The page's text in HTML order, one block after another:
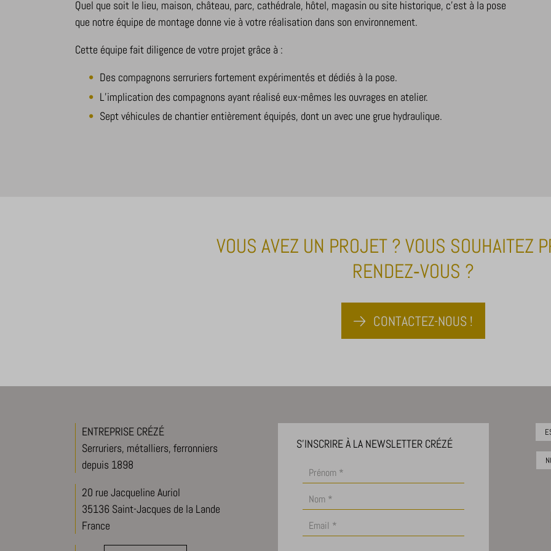
Quel que soit le lieu, maison, château, parc, cathédrale, hôtel, magasin ou site historique, c’est à la pose
que notre équipe de montage donne vie à votre réalisation dans son environnement.
Cette équipe fait diligence de votre projet grâce à :
Des compagnons serruriers fortement expérimentés et dédiés à la pose.
L’implication des compagnons ayant réalisé eux-mêmes les ouvrages en atelier.
Sept véhicules de chantier entièrement équipés, dont un avec une grue hydraulique.
VOUS AVEZ UN PROJET ? VOUS SOUHAITEZ
RENDEZ‑VOUS ?
CONTACTEZ-NOUS !
ENTREPRISE CRÉZÉ
Serruriers, métalliers, ferronniers
depuis 1898
20 rue Jacqueline Auriol
35136 Saint-Jacques de la Lande
France
S'INSCRIRE À LA NEWSLETTER CRÉZÉ
viewed_cookie_policy
_ga_*
mp_*_mixpanel
Cette catégorie comprend tous les cookies, domaines et services qui ne sont pas
cbLDBex